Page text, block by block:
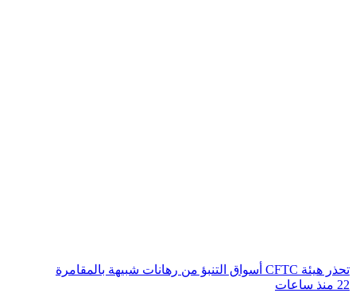
تحذر هيئة CFTC أسواق التنبؤ من رهانات شبيهة بالمقامرة
22 منذ ساعات